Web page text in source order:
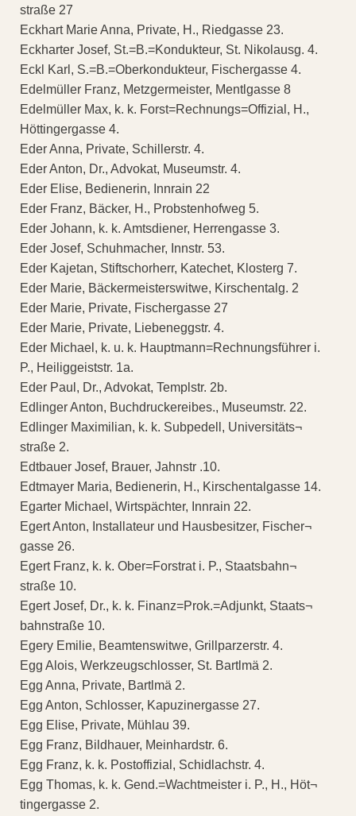
straße 27
Eckhart Marie Anna, Private, H., Riedgasse 23.
Eckharter Josef, St.=B.=Kondukteur, St. Nikolausg. 4.
Eckl Karl, S.=B.=Oberkondukteur, Fischergasse 4.
Edelmüller Franz, Metzgermeister, Mentlgasse 8
Edelmüller Max, k. k. Forst=Rechnungs=Offizial, H.,
Höttingergasse 4.
Eder Anna, Private, Schillerstr. 4.
Eder Anton, Dr., Advokat, Museumstr. 4.
Eder Elise, Bedienerin, Innrain 22
Eder Franz, Bäcker, H., Probstenhofweg 5.
Eder Johann, k. k. Amtsdiener, Herrengasse 3.
Eder Josef, Schuhmacher, Innstr. 53.
Eder Kajetan, Stiftschorherr, Katechet, Klosterg 7.
Eder Marie, Bäckermeisterswitwe, Kirschentalg. 2
Eder Marie, Private, Fischergasse 27
Eder Marie, Private, Liebeneggstr. 4.
Eder Michael, k. u. k. Hauptmann=Rechnungsführer i.
P., Heiliggeiststr. 1a.
Eder Paul, Dr., Advokat, Templstr. 2b.
Edlinger Anton, Buchdruckereibes., Museumstr. 22.
Edlinger Maximilian, k. k. Subpedell, Universitäts¬
straße 2.
Edtbauer Josef, Brauer, Jahnstr .10.
Edtmayer Maria, Bedienerin, H., Kirschentalgasse 14.
Egarter Michael, Wirtspächter, Innrain 22.
Egert Anton, Installateur und Hausbesitzer, Fischer¬
gasse 26.
Egert Franz, k. k. Ober=Forstrat i. P., Staatsbahn¬
straße 10.
Egert Josef, Dr., k. k. Finanz=Prok.=Adjunkt, Staats¬
bahnstraße 10.
Egery Emilie, Beamtenswitwe, Grillparzerstr. 4.
Egg Alois, Werkzeugschlosser, St. Bartlmä 2.
Egg Anna, Private, Bartlmä 2.
Egg Anton, Schlosser, Kapuzinergasse 27.
Egg Elise, Private, Mühlau 39.
Egg Franz, Bildhauer, Meinhardstr. 6.
Egg Franz, k. k. Postoffizial, Schidlachstr. 4.
Egg Thomas, k. k. Gend.=Wachtmeister i. P., H., Höt¬
tingergasse 2.